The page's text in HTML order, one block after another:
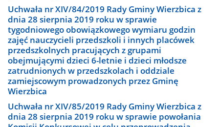
Uchwała nr XIV/84/2019 Rady Gminy Wierzbica z
dnia 28 sierpnia 2019 roku w sprawie
tygodniowego obowiązkowego wymiaru godzin
zajęć nauczycieli przedszkoli i innych placówek
przedszkolnych pracujących z grupami
obejmującymi dzieci 6-letnie i dzieci młodsze
zatrudnionych w przedszkolach i oddziale
zamiejscowym prowadzonych przez Gminę
Wierzbica
Uchwała nr XIV/85/2019 Rady Gminy Wierzbica z
dnia 28 sierpnia 2019 roku w sprawie powołania